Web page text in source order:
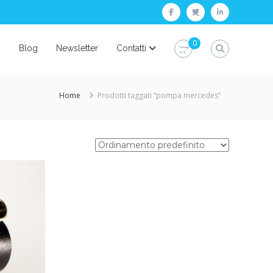
facebooktwitterlinkedin
Blog Newsletter Contatti
0
Home Prodotti taggati “pompa mercedes”